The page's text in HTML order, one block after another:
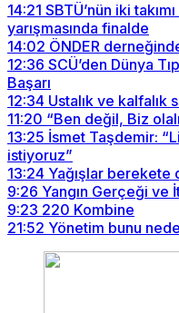
14:21 SBTÜ’nün iki
yarışmasında finalde
14:02 ÖNDER
12:36 SCÜ’den Dünya
Başarı
12:34 Ustalık ve kalfalık
11:20 “Ben değil, Biz
13:25 İsmet Taşdemir:
istiyoruz”
13:24 Yağışlar berekete
9:26 Yangın Gerçeği ve
9:23 220 Kombine
21:52 Yönetim bunu